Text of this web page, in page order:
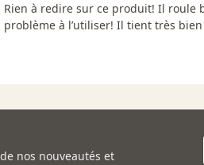
Rien à redire sur ce produit! Il roule
problème à l’utiliser! Il tient très
nos nouveautés et